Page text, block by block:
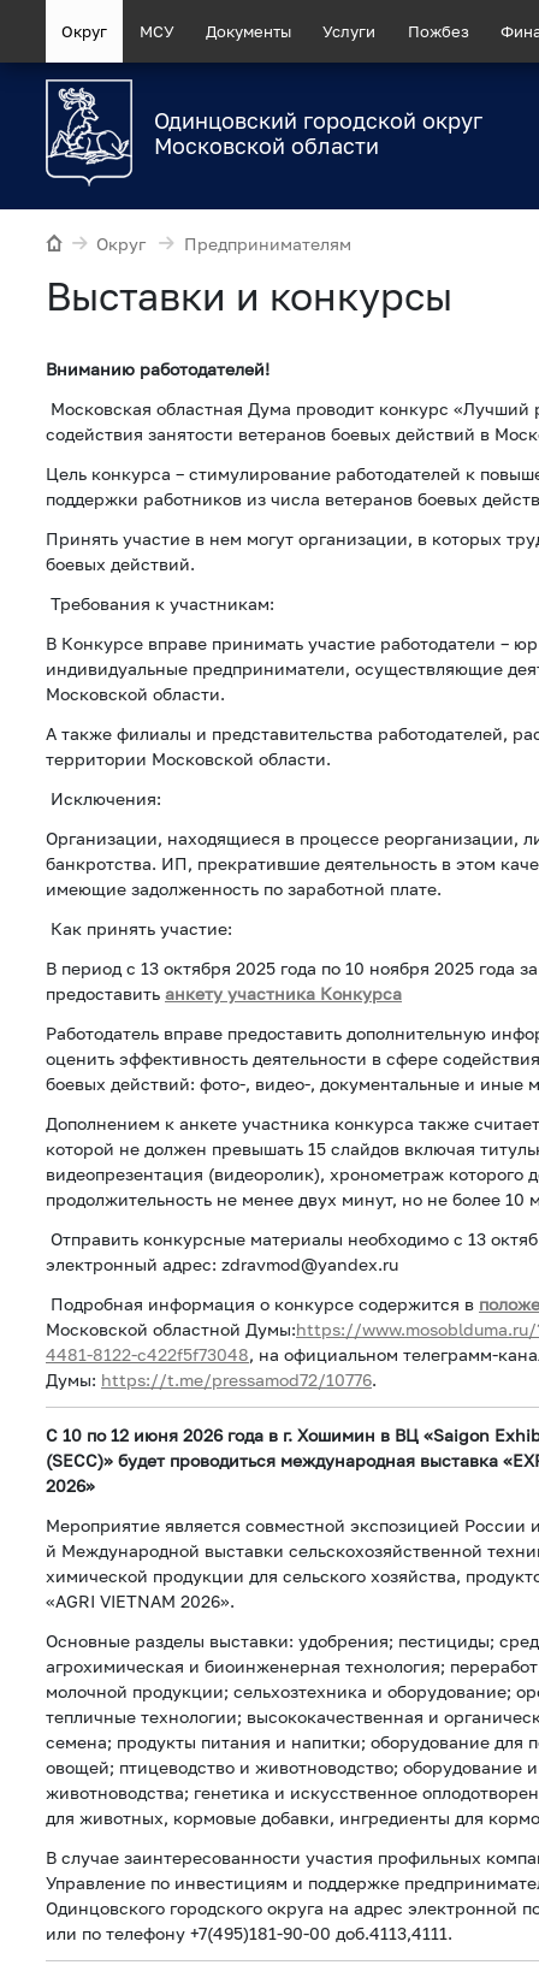
Округ МСУ Документы Услуги Пожбез
Одинцовский городской округ
Московской области
Округ Предпринимателям
Выставки и конкурсы
Вниманию работодателей!
Московская областная Дума проводит конкурс «Лучший
содействия занятости ветеранов боевых действий в
Цель конкурса – стимулирование работодателей к
поддержки работников из числа ветеранов боевых
Принять участие в нем могут организации, в которых
боевых действий.
Требования к участникам:
В Конкурсе вправе принимать участие работодатели –
индивидуальные предприниматели, осуществляющие
Московской области.
А также филиалы и представительства работодателей,
территории Московской области.
Исключения:
Организации, находящиеся в процессе реорганизации,
банкротства. ИП, прекратившие деятельность в этом
имеющие задолженность по заработной плате.
Как принять участие:
В период с 13 октября 2025 года по 10 ноября 2025 года
предоставить анкету участника Конкурса
Работодатель вправе предоставить дополнительную
оценить эффективность деятельности в сфере
боевых действий: фото-, видео-, документальные и иные
Дополнением к анкете участника конкурса также
которой не должен превышать 15 слайдов включая
видеопрезентация (видеоролик), хронометраж которого
продолжительность не менее двух минут, но не более 10
Отправить конкурсные материалы необходимо с 13
электронный адрес: zdravmod@yandex.ru
Подробная информация о конкурсе содержится в
Московской областной Думы:https://www.mosoblduma.ru/
4481-8122-c422f5f73048, на официальном телеграмм-
Думы: https://t.me/pressamod72/10776.
С 10 по 12 июня 2026 года в г. Хошимин в ВЦ «Saigon
(SECC)» будет проводиться международная выставка
2026»
Мероприятие является совместной экспозицией России
й Международной выставки сельскохозяйственной
химической продукции для сельского хозяйства,
«AGRI VIETNAM 2026».
Основные разделы выставки: удобрения; пестициды;
агрохимическая и биоинженерная технология;
молочной продукции; сельхозтехника и оборудование;
тепличные технологии; высококачественная и
семена; продукты питания и напитки; оборудование для
овощей; птицеводство и животноводство; оборудование
животноводства; генетика и искусственное
для животных, кормовые добавки, ингредиенты для
В случае заинтересованности участия профильных
Управление по инвестициям и поддержке
Одинцовского городского округа на адрес электронной
или по телефону +7(495)181-90-00 доб.4113,4111.